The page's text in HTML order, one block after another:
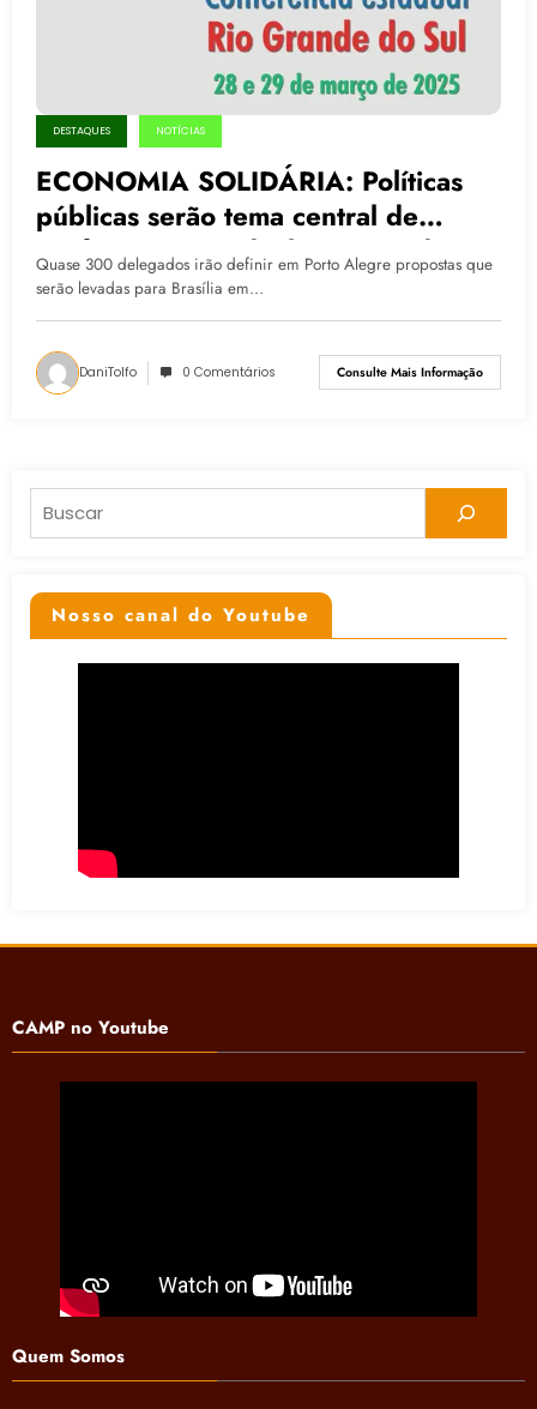
DESTAQUES NOTÍCIAS
ECONOMIA SOLIDÁRIA: Políticas
públicas serão tema central de
conferência estadual 28 e 29 de
março
Quase 300 delegados irão definir em Porto Alegre propostas que
serão levadas para Brasília em…
DaniTolfo 0 Comentários Consulte Mais Informação
Pesquisar
Nosso canal do Youtube
CAMP no Youtube
Quem Somos